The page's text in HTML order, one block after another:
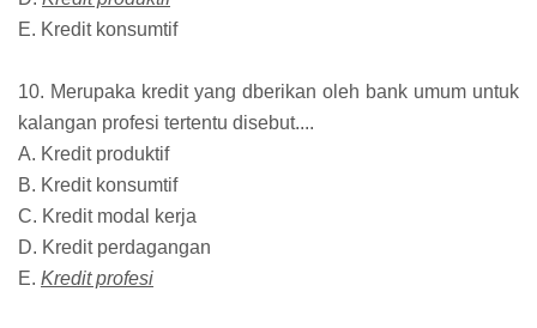
E. Kredit konsumtif
10. Merupaka kredit yang dberikan oleh bank umum untuk
kalangan profesi tertentu disebut....
A. Kredit produktif
B. Kredit konsumtif
C. Kredit modal kerja
D. Kredit perdagangan
E. Kredit profesi